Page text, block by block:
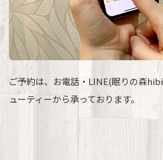
ご予約は、お電話・LINE(眠りの森
ューティーから承っております。